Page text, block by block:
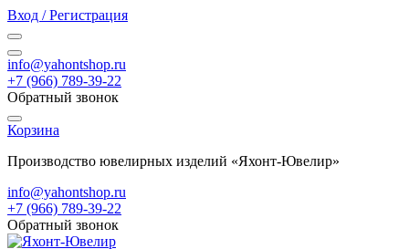
Вход / Регистрация
info@yahontshop.ru
+7 (966) 789-39-22
Обратный звонок
Корзина
Производство ювелирных изделий «Яхонт-Ювелир»
info@yahontshop.ru
+7 (966) 789-39-22
Обратный звонок